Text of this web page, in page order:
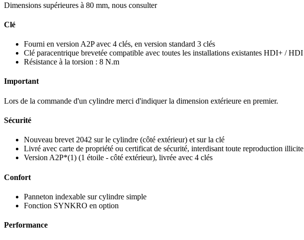
Dimensions supérieures à 80 mm, nous consulter
Clé
Fourni en version A2P avec 4 clés, en version standard 3 clés
Clé paracentrique brevetée compatible avec toutes les installations existantes HDI+ / HDI
Résistance à la torsion : 8 N.m
Important
Lors de la commande d'un cylindre merci d'indiquer la dimension extérieure en premier.
Sécurité
Nouveau brevet 2042 sur le cylindre (côté extérieur) et sur la clé
Livré avec carte de propriété ou certificat de sécurité, interdisant toute reproduction illicite
Version A2P*(1) (1 étoile - côté extérieur), livrée avec 4 clés
Confort
Panneton indexable sur cylindre simple
Fonction SYNKRO en option
Performance